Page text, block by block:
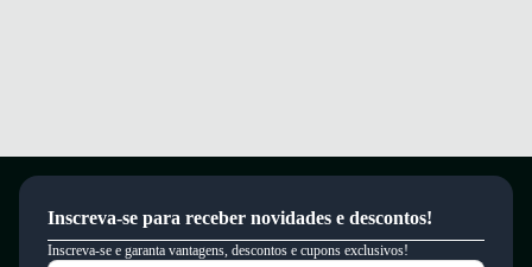
Inscreva-se para receber novidades e descontos!
Inscreva-se e garanta vantagens, descontos e cupons exclusivos!